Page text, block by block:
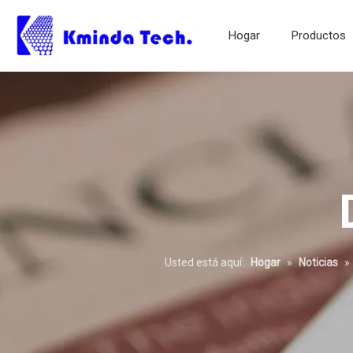
Hogar Productos
Usted está aquí: Hogar » Noticias »